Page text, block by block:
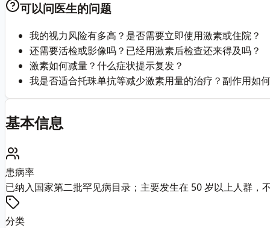
可以问医生的问题
我的视力风险有多高？是否需要立即使用激素或住院？
还需要活检或影像吗？已经用激素后检查还来得及吗？
激素如何减量？什么症状提示复发？
我是否适合托珠单抗等减少激素用量的治疗？副作用如
基本信息
患病率
已纳入国家第二批罕见病目录；主要发生在 50 岁以上人群，
分类